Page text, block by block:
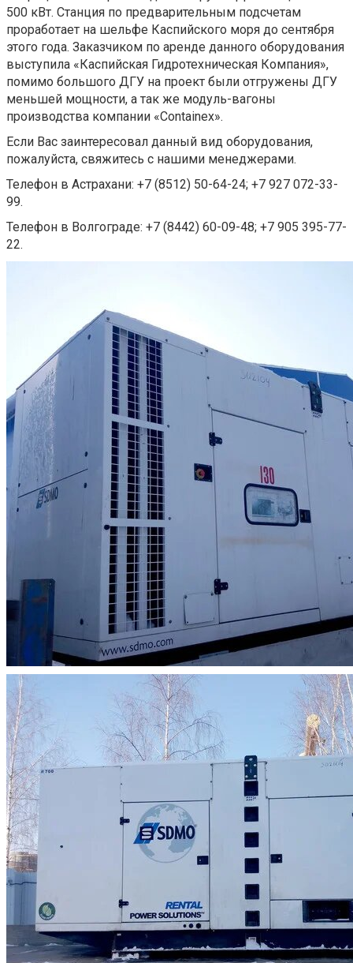
500 кВт. Станция по предварительным подсчетам
проработает на шельфе Каспийского моря до сентября
этого года. Заказчиком по аренде данного оборудования
выступила «Каспийская Гидротехническая Компания»,
помимо большого ДГУ на проект были отгружены ДГУ
меньшей мощности, а так же модуль-вагоны
производства компании «Сontainex».
Если Вас заинтересовал данный вид оборудования,
пожалуйста, свяжитесь с нашими менеджерами.
Телефон в Астрахани: +7 (8512) 50-64-24; +7 927 072-33-
99.
Телефон в Волгограде: +7 (8442) 60-09-48; +7 905 395-77-
22.